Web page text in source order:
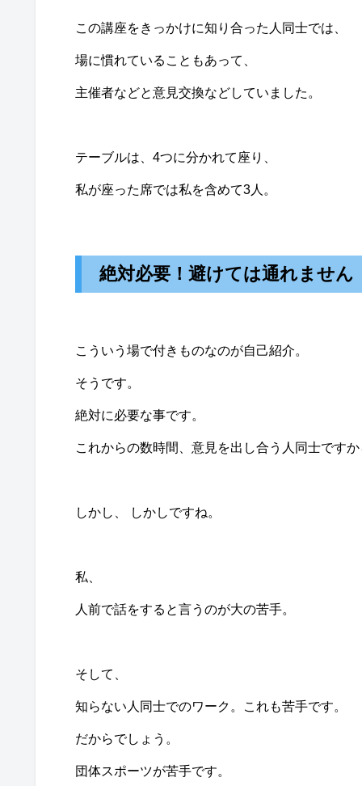
この講座をきっかけに知り合った人同士では、
場に慣れていることもあって、
主催者などと意見交換などしていました。
テーブルは、4つに分かれて座り、
私が座った席では私を含めて3人。
絶対必要！避けては通れません
こういう場で付きものなのが自己紹介。
そうです。
絶対に必要な事です。
これからの数時間、意見を出し合う人同士です
しかし、 しかしですね。
私、
人前で話をすると言うのが大の苦手。
そして、
知らない人同士でのワーク。これも苦手です。
だからでしょう。
団体スポーツが苦手です。